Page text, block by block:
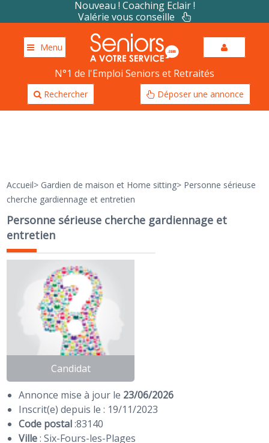
Nouveau ! Coaching Eclair !
Valérie vous conseille
Menu
N°1 de l'Emploi Seniors et Retraités
Rechercher Déposer une annonce
Accueil> Gardien de maison et Home sitting> Personne sérieuse
cherche gardiennage et entretien
Personne sérieuse cherche gardiennage et
entretien
Candidat
Annonce mise à jour le 23/06/2026
Inscrit(e) depuis le : 19/11/2023
Code postal:83140
Ville: Six-Fours-les-Plages